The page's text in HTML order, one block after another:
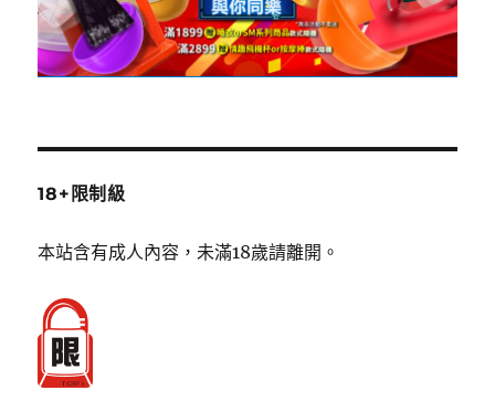
18+限制級
本站含有成人內容，未滿18歲請離開。